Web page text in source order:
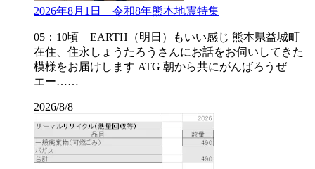
2026年8月1日 令和8年熊本地震特集
05：10頃 EARTH（明日）もいい感じ 熊本県益城町
在住、住永しょうたろうさんにお話をお伺いしてきた
模様をお届けします ATG 朝から共にがんばろうぜ
エー……
2026/8/8